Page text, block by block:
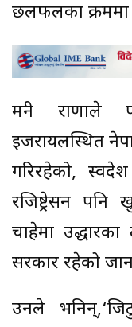
छलफलका क्रममा
मन्त्री राणाले
इजरायलस्थित
गरिरहेको,
रजिष्ट्रेसन
चाहेमा
सरकार रहेको
उनले